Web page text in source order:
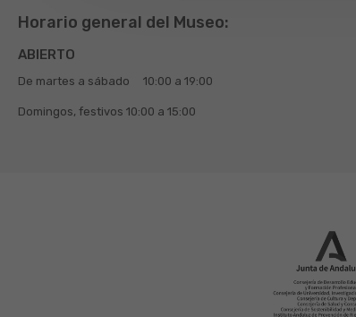
Horario general del Museo:
ABIERTO
De martes a sábado 10:00 a 19:00
Domingos, festivos 10:00 a 15:00